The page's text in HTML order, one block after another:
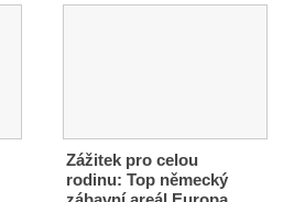
Zážitek pro celou
rodinu: Top německý